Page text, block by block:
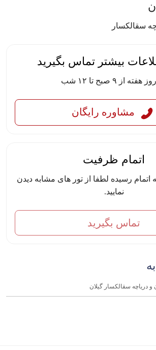
سقالکسار
بیشتر تماس بگیرید
از ۹ صبح تا ۱۲ شب
مشاوره رایگان
اتمام ظرفیت
اتمام رسیده لطفا از تور های مشابه دیدن
نمایید.
تماس بگیرید